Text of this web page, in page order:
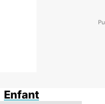
Enfant